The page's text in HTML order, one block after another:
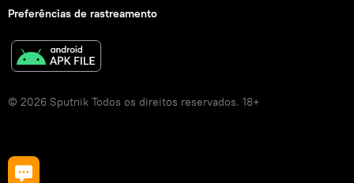
Preferências de rastreamento
© 2026 Sputnik Todos os direitos reservados. 18+